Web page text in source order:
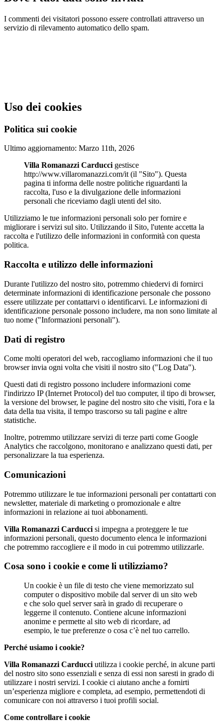
I commenti dei visitatori possono essere controllati attraverso un
servizio di rilevamento automatico dello spam.
Uso dei cookies
Politica sui cookie
Ultimo aggiornamento: Marzo 11th, 2026
Villa Romanazzi Carduccigestisce
http://www.villaromanazzi.com/it (il "Sito"). Questa
pagina ti informa delle nostre politiche riguardanti la
raccolta, l'uso e la divulgazione delle informazioni
personali che riceviamo dagli utenti del sito.
Utilizziamo le tue informazioni personali solo per fornire e
migliorare i servizi sul sito. Utilizzando il Sito, l'utente accetta la
raccolta e l'utilizzo delle informazioni in conformità con questa
politica.
Raccolta e utilizzo delle informazioni
Durante l'utilizzo del nostro sito, potremmo chiedervi di fornirci
determinate informazioni di identificazione personale che possono
essere utilizzate per contattarvi o identificarvi. Le informazioni di
identificazione personale possono includere, ma non sono limitate al
tuo nome ("Informazioni personali").
Dati di registro
Come molti operatori del web, raccogliamo informazioni che il tuo
browser invia ogni volta che visiti il nostro sito ("Log Data").
Questi dati di registro possono includere informazioni come
l'indirizzo IP (Internet Protocol) del tuo computer, il tipo di browser,
la versione del browser, le pagine del nostro sito che visiti, l'ora e la
data della tua visita, il tempo trascorso su tali pagine e altre
statistiche.
Inoltre, potremmo utilizzare servizi di terze parti come Google
Analytics che raccolgono, monitorano e analizzano questi dati, per
personalizzare la tua esperienza.
Comunicazioni
Potremmo utilizzare le tue informazioni personali per contattarti con
newsletter, materiale di marketing o promozionale e altre
informazioni in relazione ai tuoi abbonamenti.
Villa Romanazzi Carducci si impegna a proteggere le tue
informazioni personali, questo documento elenca le informazioni
che potremmo raccogliere e il modo in cui potremmo utilizzarle.
Cosa sono i cookie e come li utilizziamo?
Un cookie è un file di testo che viene memorizzato sul
computer o dispositivo mobile dal server di un sito web
e che solo quel server sarà in grado di recuperare o
leggerne il contenuto. Contiene alcune informazioni
anonime e permette al sito web di ricordare, ad
esempio, le tue preferenze o cosa c’è nel tuo carrello.
Perché usiamo i cookie?
Villa Romanazzi Carducci utilizza i cookie perché, in alcune parti
del nostro sito sono essenziali e senza di essi non saresti in grado di
utilizzare i nostri servizi. I cookie ci aiutano anche a fornirti
un’esperienza migliore e completa, ad esempio, permettendoti di
comunicare con noi attraverso i tuoi profili social.
Come controllare i cookie